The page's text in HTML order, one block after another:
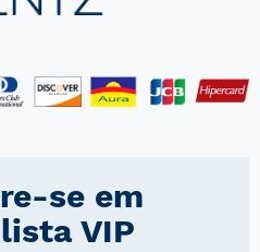
se em
VIP